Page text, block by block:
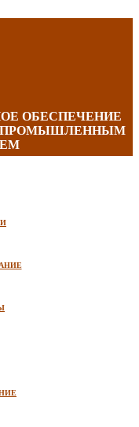
ОБЕСПЕЧЕНИЕ
ПРОМЫШЛЕННЫМ